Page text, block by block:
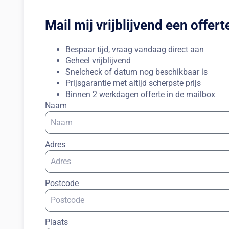
Mail mij vrijblijvend een
Bespaar tijd, vraag vandaag direct aan
Geheel vrijblijvend
Snelcheck of datum nog beschikbaar is
Prijsgarantie met altijd scherpste prijs
Binnen 2 werkdagen offerte in de mailbox
Naam
Adres
Postcode
Plaats